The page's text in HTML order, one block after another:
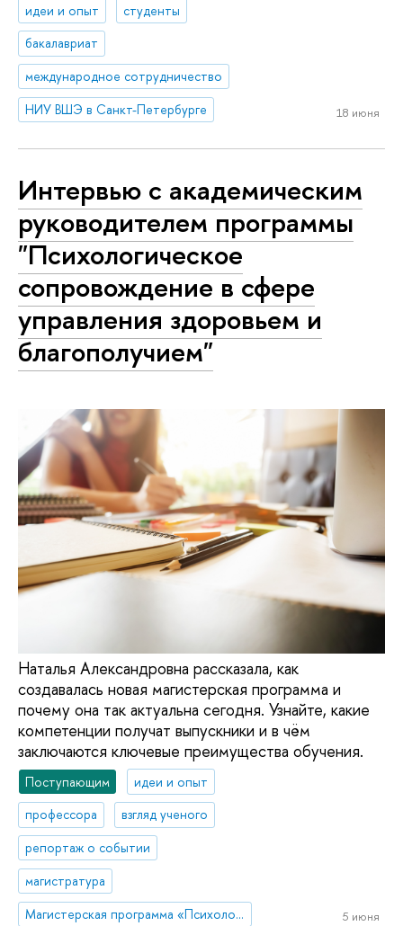
идеи и опыт
студенты
бакалавриат
международное сотрудничество
НИУ ВШЭ в Санкт-Петербурге
18 июня
Интервью с академическим
руководителем программы
"Психологическое
сопровождение в сфере
управления здоровьем и
благополучием"
Наталья Александровна рассказала, как
создавалась новая магистерская программа и
почему она так актуальна сегодня. Узнайте, какие
компетенции получат выпускники и в чём
заключаются ключевые преимущества обучения.
Поступающим
идеи и опыт
профессора
взгляд ученого
репортаж о событии
магистратура
Магистерская программа «Психологическое сопровождение в сфере управления здоровьем и благополучием»
5 июня